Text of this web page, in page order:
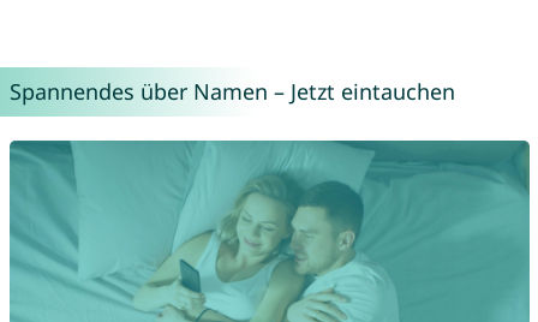
Spannendes über Namen – Jetzt eintauchen